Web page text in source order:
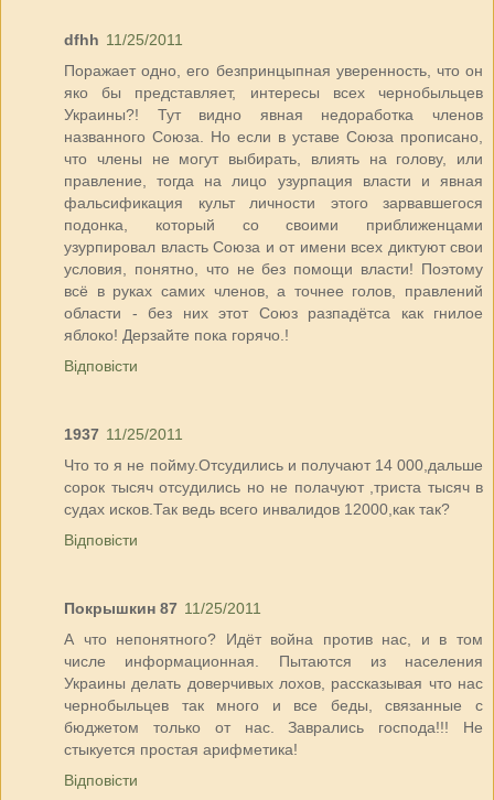
dfhh 11/25/2011
Поражает одно, его безпринцыпная уверенность, что он
яко бы представляет, интересы всех чернобыльцев
Украины?! Тут видно явная недоработка членов
названного Союза. Но если в уставе Союза прописано,
что члены не могут выбирать, влиять на голову, или
правление, тогда на лицо узурпация власти и явная
фальсификация культ личности этого зарвавшегося
подонка, который со своими приближенцами
узурпировал власть Союза и от имени всех диктуют свои
условия, понятно, что не без помощи власти! Поэтому
всё в руках самих членов, а точнее голов, правлений
области - без них этот Союз разпадётса как гнилое
яблоко! Дерзайте пока горячо.!
Відповісти
1937 11/25/2011
Что то я не пойму.Отсудились и получают 14 000,дальше
сорок тысяч отсудились но не полачуют ,триста тысяч в
судах исков.Так ведь всего инвалидов 12000,как так?
Відповісти
Покрышкин 87 11/25/2011
А что непонятного? Идёт война против нас, и в том
числе информационная. Пытаются из населения
Украины делать доверчивых лохов, рассказывая что нас
чернобыльцев так много и все беды, связанные с
бюджетом только от нас. Заврались господа!!! Не
стыкуется простая арифметика!
Відповісти